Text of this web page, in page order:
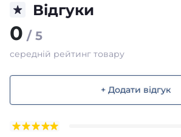
Відгуки
0 / 5
середній рейтинг товару
+ Додати відгук